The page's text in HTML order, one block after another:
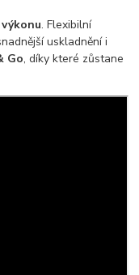
výkonu. Flexibilní
uskladnění i
Go, díky které zůstane